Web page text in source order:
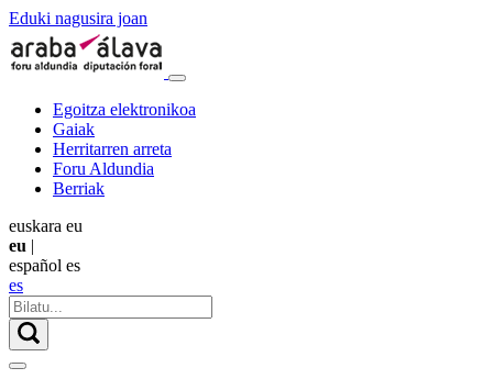
Eduki nagusira joan
Egoitza elektronikoa
Gaiak
Herritarren arreta
Foru Aldundia
Berriak
euskara eu
eu |
español es
es